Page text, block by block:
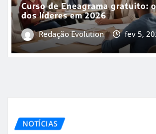
Curso de Eneagrama gratuito:
dos líderes em 2026
Redação Evolution
fev 5,
NOTÍCIAS